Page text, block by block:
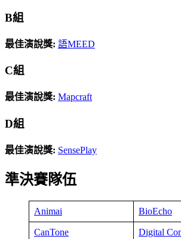
B組
最佳演說獎: 語MEED
C組
最佳演說獎: Mapcraft
D組
最佳演說獎: SensePlay
準決賽隊伍
Animai BioEcho
CanTone Digital